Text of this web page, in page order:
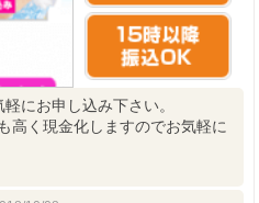
にお申し込み下さい。
高く現金化しますのでお気軽に